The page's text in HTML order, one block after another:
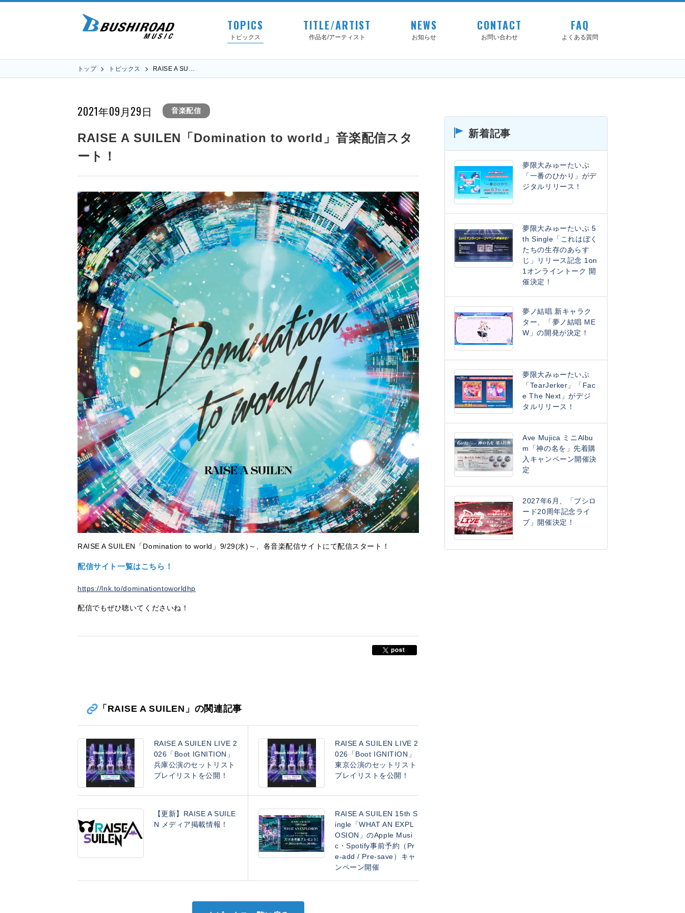
TOPICS
トピックス
TITLE/ARTIST
作品名/アーティスト
NEWS
お知らせ
CONTACT
お問い合わせ
FAQ
よくある質問
トップ トピックス RAISE A SU…
2021年09月29日 音楽配信
RAISE A SUILEN「Domination to world」音楽配信スタ
ート！
RAISE A SUILEN「Domination to world」9/29(水)～、各音楽配信サイトにて配信スタート！
配信サイト一覧はこちら！
https://lnk.to/dominationtoworldhp
配信でもぜひ聴いてくださいね！
「RAISE A SUILEN」の関連記事
RAISE A SUILEN LIVE 2
026「Boot IGNITION」
兵庫公演のセットリスト
プレイリストを公開！
RAISE A SUILEN LIVE 2
026「Boot IGNITION」
東京公演のセットリスト
プレイリストを公開！
【更新】RAISE A SUILE
N メディア掲載情報！
RAISE A SUILEN 15th S
ingle「WHAT AN EXPL
OSION」のApple Musi
c・Spotify事前予約（Pr
e-add / Pre-save）キャ
ンペーン開催
新着記事
夢限大みゅーたいぷ
「一番のひかり」がデ
ジタルリリース！
夢限大みゅーたいぷ 5
th Single「これはぼく
たちの生存のあらす
じ」リリース記念 1on
1オンライントーク 開
催決定！
夢ノ結唱 新キャラク
ター、「夢ノ結唱 ME
W」の開発が決定！
夢限大みゅーたいぷ
「TearJerker」「Fac
e The Next」がデジ
タルリリース！
Ave Mujica ミニAlbu
m「神の名を」先着購
入キャンペーン開催決
定
2027年6月、「ブシロ
ード20周年記念ライ
ブ」開催決定！